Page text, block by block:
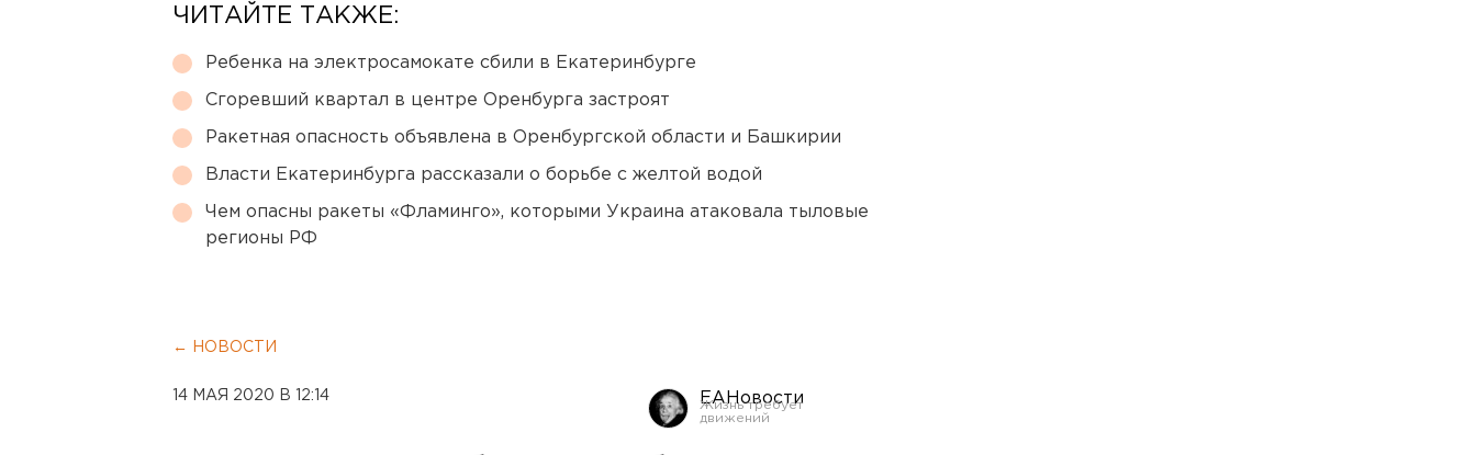
ЧИТАЙТЕ ТАКЖЕ:
Ребенка на электросамокате сбили в Екатеринбурге
Сгоревший квартал в центре Оренбурга застроят
Ракетная опасность объявлена в Оренбургской области и Башкирии
Власти Екатеринбурга рассказали о борьбе с желтой водой
Чем опасны ракеты «Фламинго», которыми Украина атаковала тыловые
регионы РФ
← НОВОСТИ
14 МАЯ 2020 В 12:14 ЕАНовости